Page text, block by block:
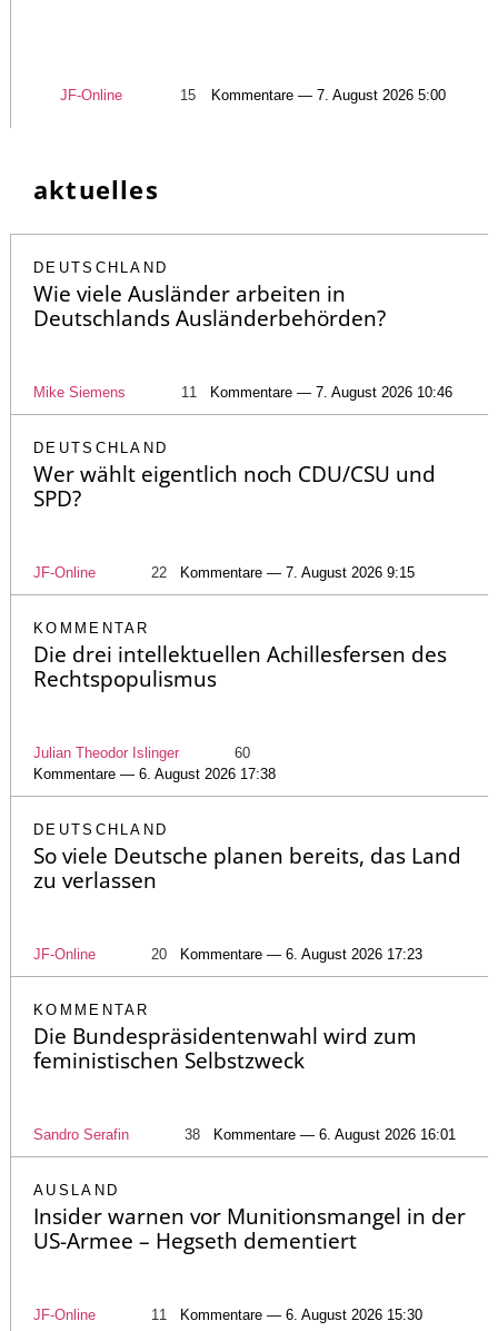
JF-Online 15 Kommentare — 7. August 2026 5:00
aktuelles
DEUTSCHLAND
Wie viele Ausländer arbeiten in
Deutschlands Ausländerbehörden?
Mike Siemens 11 Kommentare — 7. August 2026 10:46
DEUTSCHLAND
Wer wählt eigentlich noch CDU/CSU und
SPD?
JF-Online 22 Kommentare — 7. August 2026 9:15
KOMMENTAR
Die drei intellektuellen Achillesfersen des
Rechtspopulismus
Julian Theodor Islinger
60
Kommentare — 6. August 2026 17:38
DEUTSCHLAND
So viele Deutsche planen bereits, das Land
zu verlassen
JF-Online 20 Kommentare — 6. August 2026 17:23
KOMMENTAR
Die Bundespräsidentenwahl wird zum
feministischen Selbstzweck
Sandro Serafin 38 Kommentare — 6. August 2026 16:01
AUSLAND
Insider warnen vor Munitionsmangel in der
US-Armee – Hegseth dementiert
JF-Online 11 Kommentare — 6. August 2026 15:30